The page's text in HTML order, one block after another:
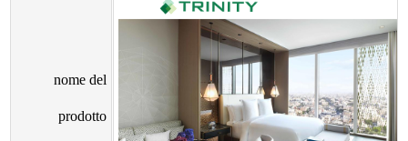
nome del
prodotto